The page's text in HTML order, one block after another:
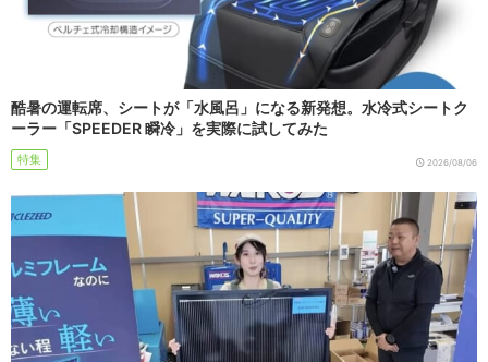
酷暑の運転席、シートが「水風呂」になる新発想。水冷式シートク
ーラー「SPEEDER 瞬冷」を実際に試してみた
特集 2026/08/06